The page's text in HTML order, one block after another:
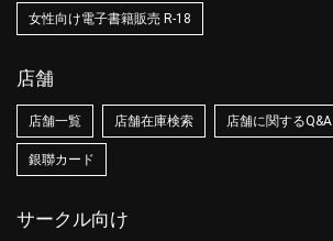
女性向け電子書籍販売 R-18
店舗
店舗一覧 店舗在庫検索 店舗に関するQ&A
銀聯カード
サークル向け